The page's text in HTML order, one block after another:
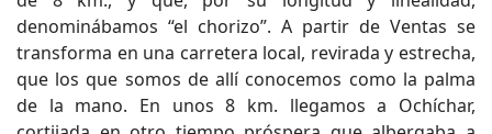
denominábamos “el chorizo”. A partir de Ventas se
transforma en una carretera local, revirada y estrecha,
que los que somos de allí conocemos como la palma
de la mano. En unos 8 km. llegamos a Ochíchar,